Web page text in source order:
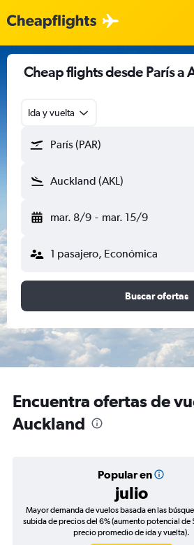
Cheap flights desde París a
Ida y vuelta
París (PAR)
Auckland (AKL)
mar. 8/9 - mar. 15/9
1 pasajero, Económica
Buscar ofertas
Encuentra ofertas de
Auckland
Popular en
julio
Mayor demanda de vuelos basada en las
subida de precios del 6% (aumento potencial de
precio promedio de ida y vuelta).